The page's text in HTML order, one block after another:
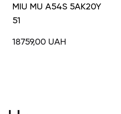
MIU MU A54S 5AK20Y
51
18759,00 UAH